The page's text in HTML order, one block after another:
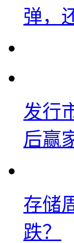
弹，
发行
后赢
存储
跌？